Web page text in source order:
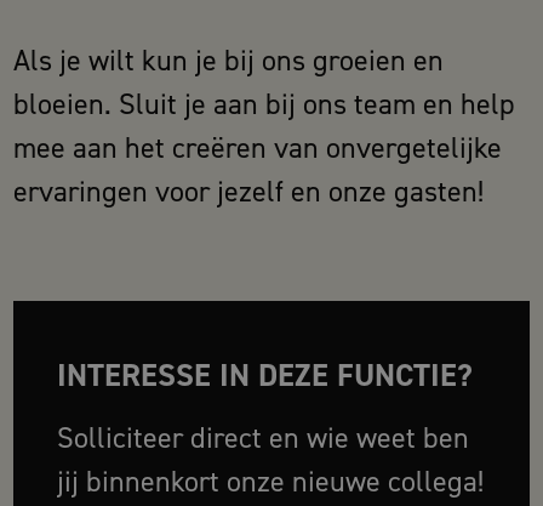
Als je wilt kun je bij ons groeien en
bloeien. Sluit je aan bij ons team en help
mee aan het creëren van onvergetelijke
ervaringen voor jezelf en onze gasten!
INTERESSE IN DEZE FUNCTIE?
Solliciteer direct en wie weet ben
jij binnenkort onze nieuwe collega!